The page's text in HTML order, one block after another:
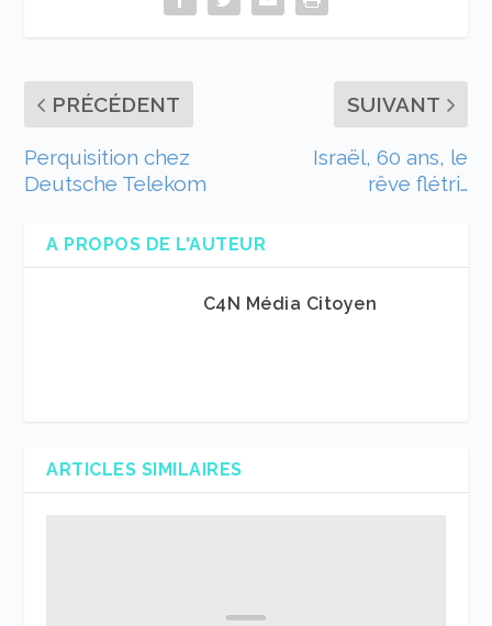
PRÉCÉDENT
Perquisition chez
Deutsche Telekom
SUIVANT
Israël, 60 ans, le
rêve flétri…
A PROPOS DE L'AUTEUR
C4N Média Citoyen
ARTICLES SIMILAIRES